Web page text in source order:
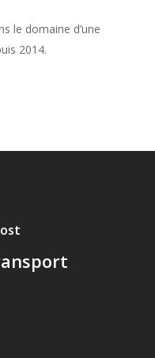
le domaine d’une
2014.